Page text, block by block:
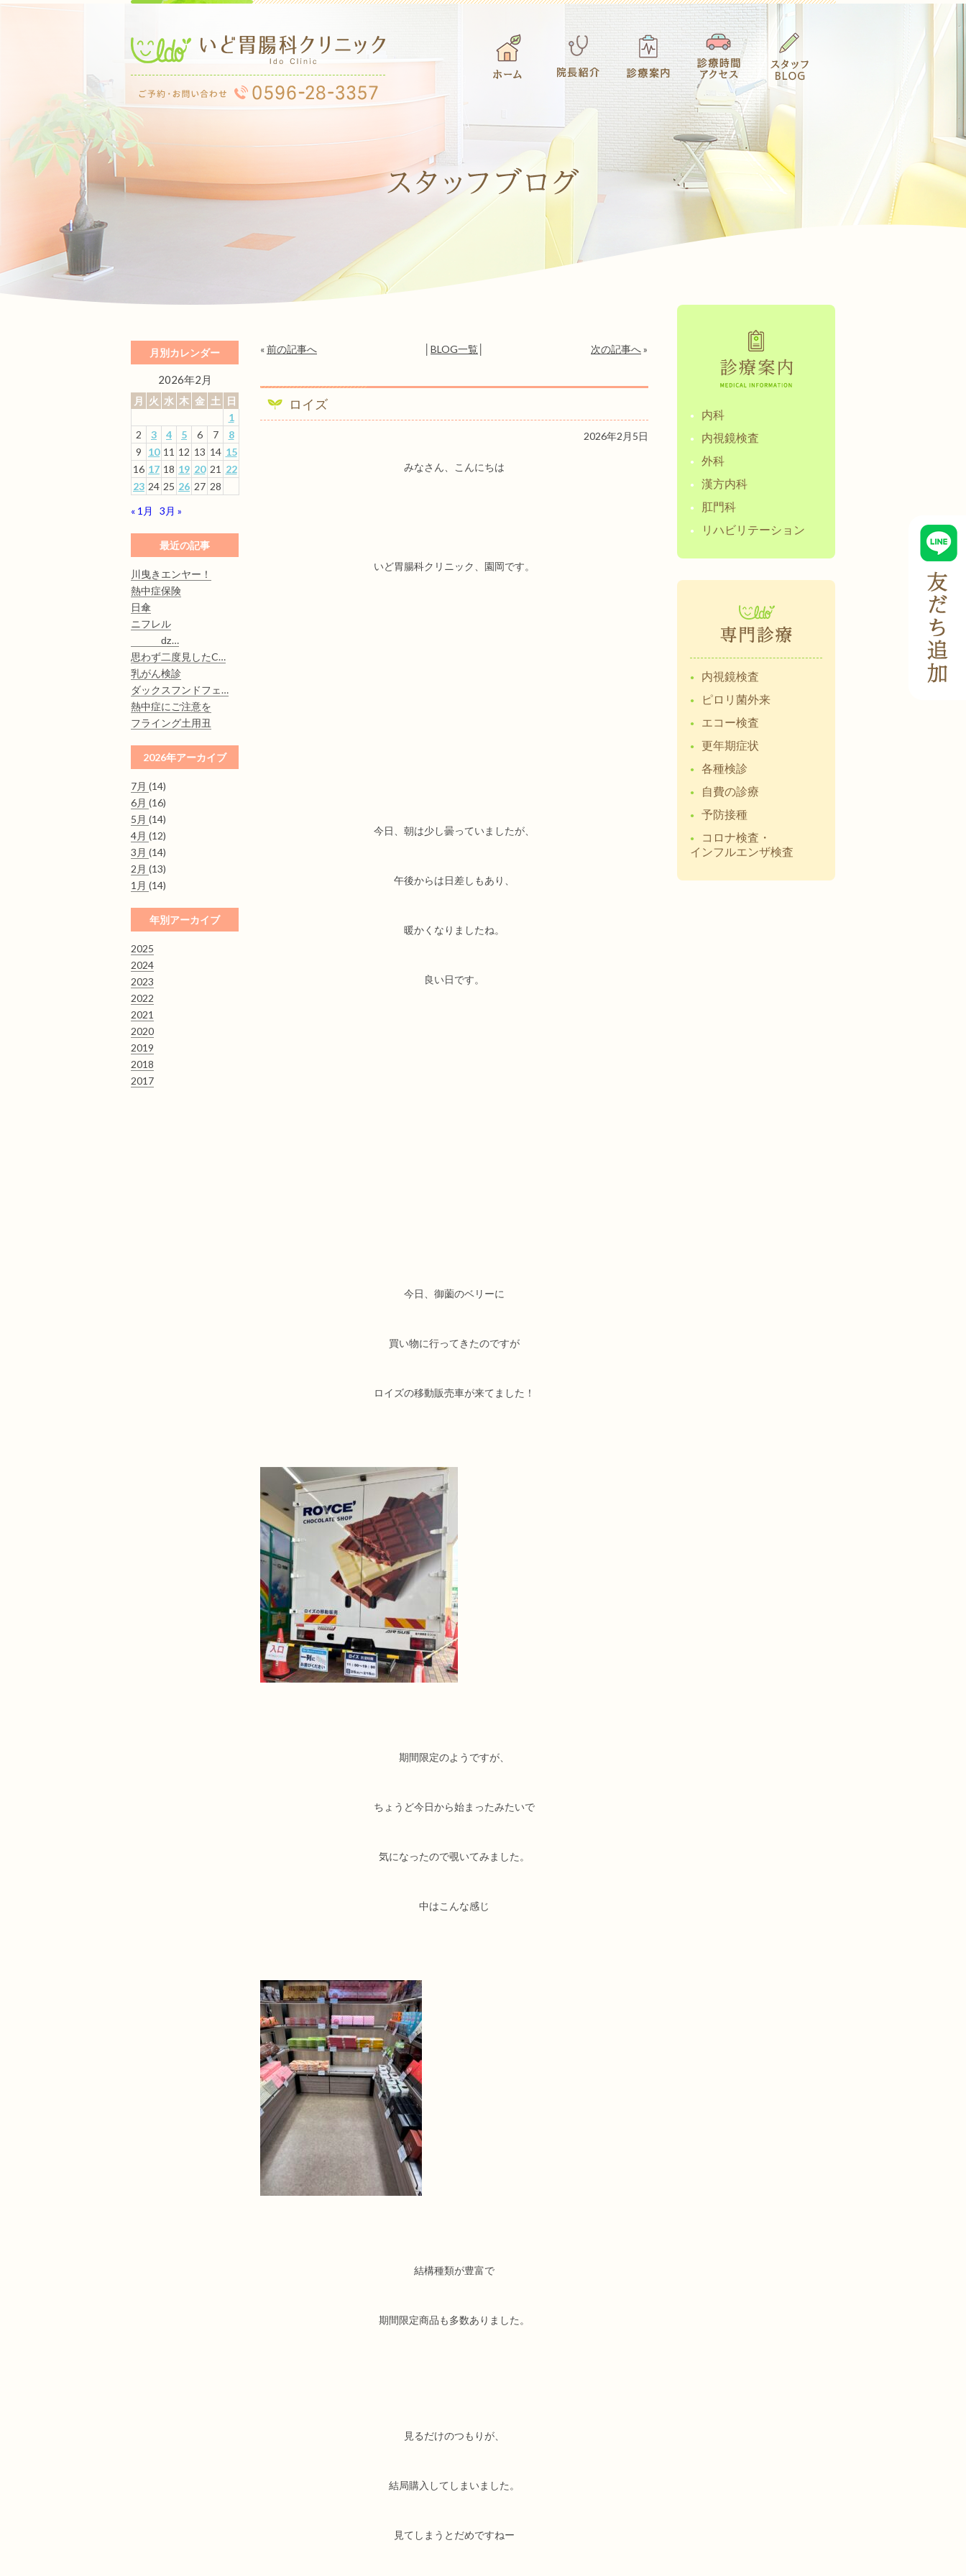
«前の記事へ BLOG一覧 次の記事へ»
ロイズ
2026年2月5日
みなさん、こんにちは
いど胃腸科クリニック、園岡です。
今日、朝は少し曇っていましたが、
午後からは日差しもあり、
暖かくなりましたね。
良い日です。
今日、御薗のベリーに
買い物に行ってきたのですが
ロイズの移動販売車が来てました！
期間限定のようですが、
ちょうど今日から始まったみたいで
気になったので覗いてみました。
中はこんな感じ
結構種類が豊富で
期間限定商品も多数ありました。
見るだけのつもりが、
結局購入してしまいました。
見てしまうとだめですねー
月別カレンダー
2026年2月
月 火 水 木 金 土
日
1
2
3 4 5 6 7
8
9
10 11 12 13 14 15
16 17 18 19 20 21 22
23 24 25 26 27 28
« 1月
3月 »
最近の記事
川曳きエンヤー！
熱中症保険
日傘
ニフレル
ǳ…
思わず二度見したC…
乳がん検診
ダックスフンドフェ…
熱中症にご注意を
フライング土用丑
2026年アーカイブ
7月 (14)
6月 (16)
5月 (14)
4月 (12)
3月 (14)
2月 (13)
1月 (14)
年別アーカイブ
2025
2024
2023
2022
2021
2020
2019
2018
2017
内科
内視鏡検査
外科
漢方内科
肛門科
リハビリテーション
内視鏡検査
ピロリ菌外来
エコー検査
更年期症状
各種検診
自費の診療
予防接種
コロナ検査・
インフルエンザ検査